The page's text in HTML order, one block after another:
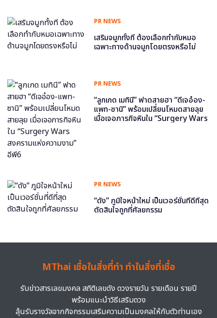
PR NEWS
เสริมจมูกทั้งที ต้องเลือกทำกับหมอ
เฉพาะทางด้านจมูกโดยตรงหรือไม่
PR NEWS
“ลูกเกด เมทินี” ฟาดสายฮา “ดีเจอ๋อง-
แพท-ซานิ” พร้อมเปลี่ยนโหมดสายลุย
เมื่อเจอภารกิจหินใน “Surgery Wars
PR NEWS
“ดัง” ภูมิใจหน้าใหม่ เป็นเวอร์ชั่นที่ดีที่สุด
ตัดสินใจถูกที่ศัลยกรรม
MThai เชื่อในสิ่งที่ทำ ทำในสิ่งที่เชื่อ
รับข่าวสารเลขมงคล สถิติเลขดัง ดวงรายวัน รายเดือน รายปี
พร้อมแนะนำวิธีเสริมดวง
ลุ้นรับรางวัลจากกิจกรรมเสริมความเป็นมงคลให้กับตัวท่านเอง